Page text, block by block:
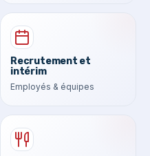
Recrutement et
intérim
Employés & équipes